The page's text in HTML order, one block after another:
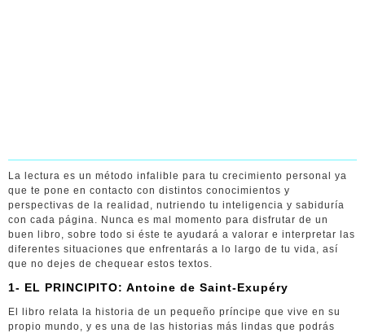
La lectura es un método infalible para tu crecimiento personal ya
que te pone en contacto con distintos conocimientos y
perspectivas de la realidad, nutriendo tu inteligencia y sabiduría
con cada página. Nunca es mal momento para disfrutar de un
buen libro, sobre todo si éste te ayudará a valorar e interpretar las
diferentes situaciones que enfrentarás a lo largo de tu vida, así
que no dejes de chequear estos textos.
1- EL PRINCIPITO: Antoine de Saint-Exupéry
El libro relata la historia de un pequeño príncipe que vive en su
propio mundo, y es una de las historias más lindas que podrás